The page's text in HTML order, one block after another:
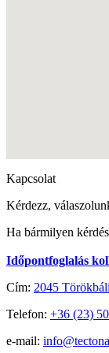
Kapcsolat
Kérdezz,
Ha bármilyen
Időpontfoglalás
Cím: 2045
Telefon: +36 (23)
e-mail: